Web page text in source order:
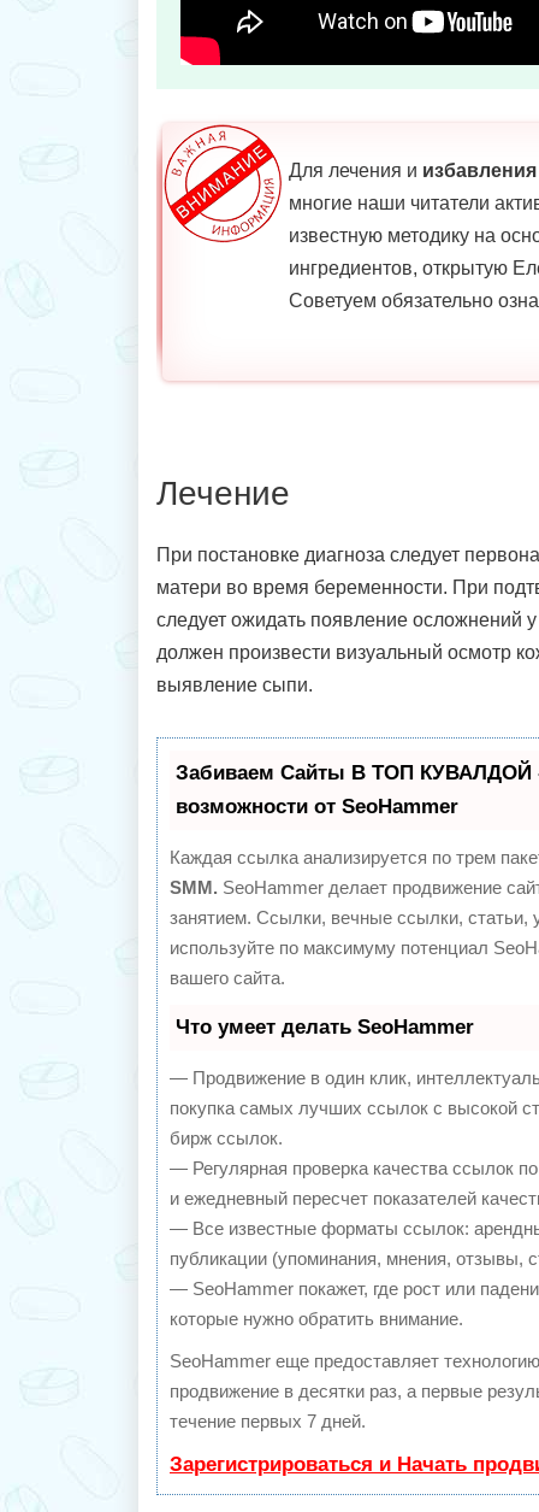
Для лечения и
многие наши читатели
известную методику на
ингредиентов, открытую
Советуем обязательно
Лечение
При постановке диагноза следует
матери во время беременности. При
следует ожидать появление осложнений
должен произвести визуальный осмотр
выявление сыпи.
Забиваем Сайты В ТОП КУВАЛДОЙ
возможности от SeoHammer
Каждая ссылка анализируется по трем
SMM. SeoHammer делает продвижение
занятием. Ссылки, вечные ссылки, статьи,
используйте по максимуму потенциал
вашего сайта.
Что умеет делать SeoHammer
— Продвижение в один клик,
покупка самых лучших ссылок с высокой
бирж ссылок.
— Регулярная проверка качества ссылок
и ежедневный пересчет показателей
— Все известные форматы ссылок:
публикации (упоминания, мнения, отзывы,
— SeoHammer покажет, где рост или
которые нужно обратить внимание.
SeoHammer еще предоставляет
продвижение в десятки раз, а первые
течение первых 7 дней.
Зарегистрироваться и Начать